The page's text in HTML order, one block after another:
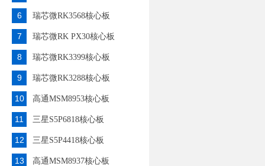
6 瑞芯微RK3568核心板
7 瑞芯微RK PX30核心板
8 瑞芯微RK3399核心板
9 瑞芯微RK3288核心板
10 高通MSM8953核心板
11 三星S5P6818核心板
12 三星S5P4418核心板
13 高通MSM8937核心板